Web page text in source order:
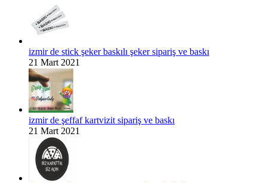
izmir de stick şeker baskılı şeker sipariş ve baskı
21 Mart 2021
izmir de şeffaf kartvizit sipariş ve baskı
21 Mart 2021